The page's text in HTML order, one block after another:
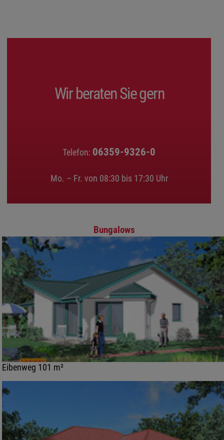
Wir beraten Sie gern
Telefon: 06359-9326-0
Mo. – Fr. von 08:30 bis 17:30 Uhr
Bungalows
Eibenweg 101 m²